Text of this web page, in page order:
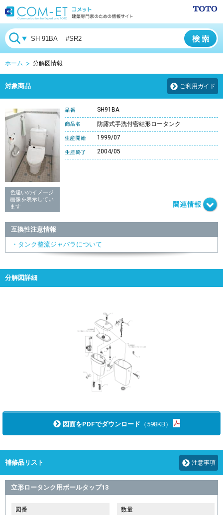
ホーム 分解図情報
対象商品 ご利用ガイド
色違いのイメージ
画像を表示してい
ます
SH91BA
防露式手洗付密結形ロータンク
1999/07
2004/05
互換性注意情報
・タンク整流ジャバラについて
分解図詳細
図面をPDFでダウンロード （598KB）
補修品リスト 注意事項
立形ロータンク用ボールタップ13
図番
数量